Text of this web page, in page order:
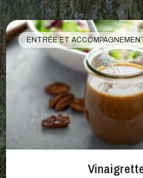
ENTRÉE ET